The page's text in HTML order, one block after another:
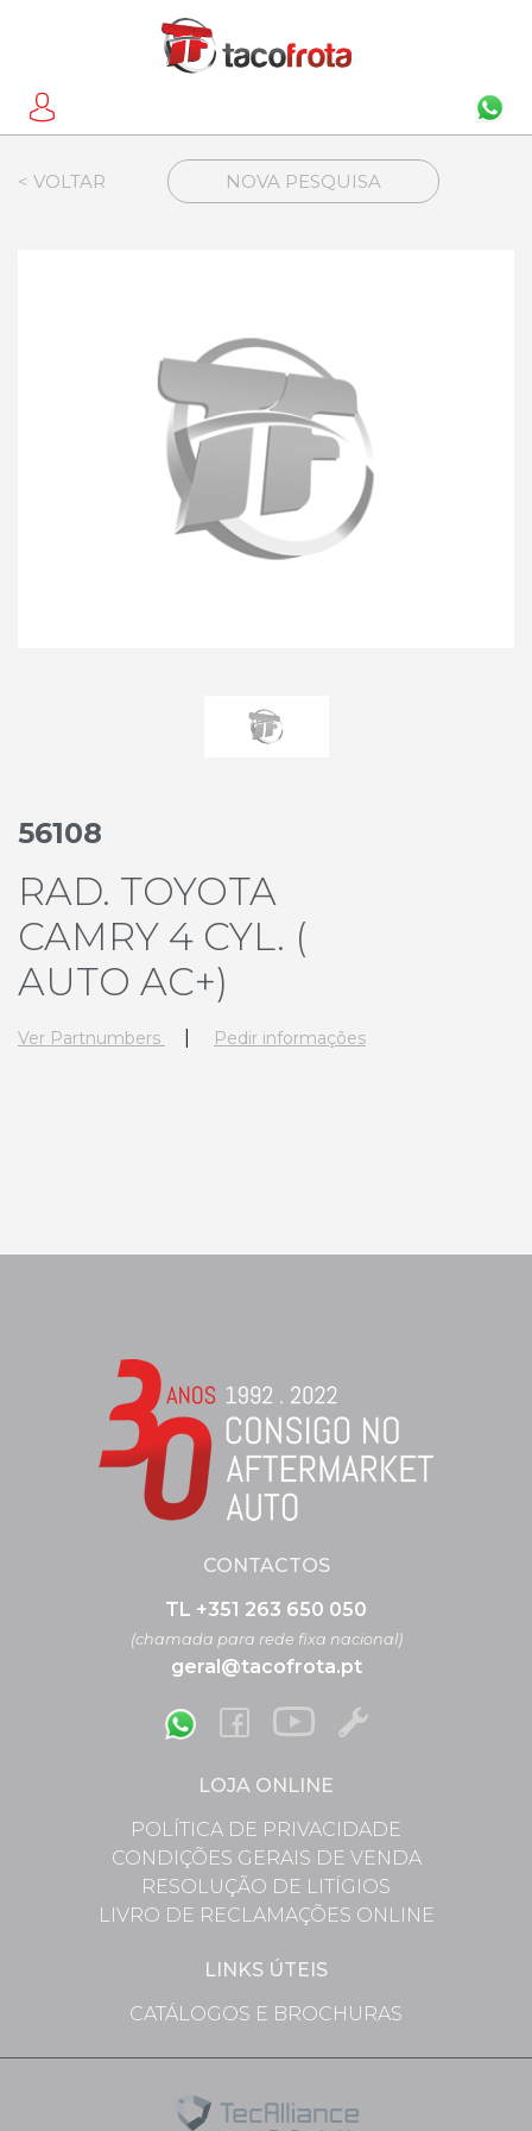
< VOLTAR NOVA PESQUISA
56108
RAD. TOYOTA
CAMRY 4 CYL. (
AUTO AC+)
Ver Partnumbers Pedir informações
CONTACTOS
TL +351 263 650 050
(chamada para rede fixa nacional)
geral@tacofrota.pt
LOJA ONLINE
POLÍTICA DE PRIVACIDADE
CONDIÇÕES GERAIS DE VENDA
RESOLUÇÃO DE LITÍGIOS
LIVRO DE RECLAMAÇÕES ONLINE
LINKS ÚTEIS
CATÁLOGOS E BROCHURAS